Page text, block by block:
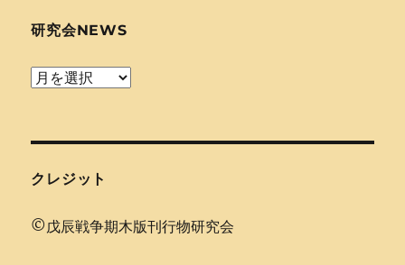
研究会NEWS
研
クレジット
©戊辰戦争期木版刊行物研究会